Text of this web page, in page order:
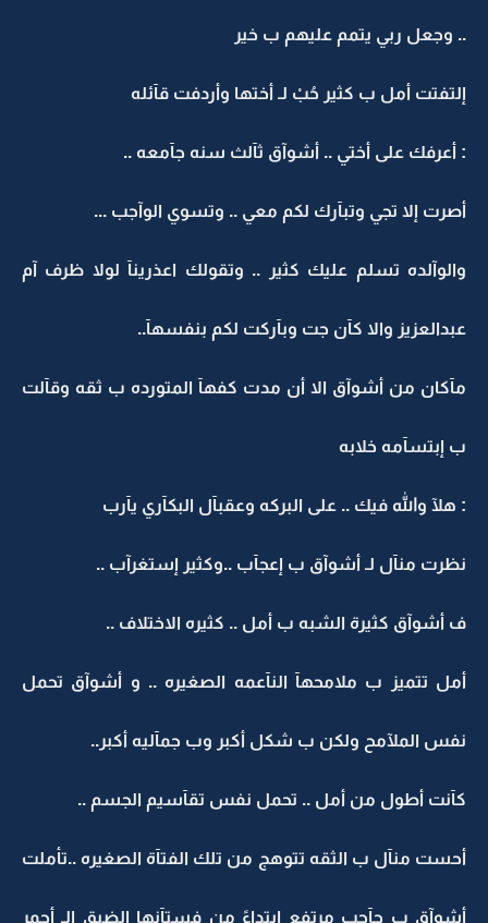
.. وجعل ربي يتمم عليهم ب خير
إلتفتت أمل ب كثير حُبْ لـ أختها وأردفت قآئله
: أعرفك على أختي .. أشوآق ثآلث سنه جآمعه ..
أصرت إلا تجي وتبآرك لكم معي .. وتسوي الوآجب ...
والوآلده تسلم عليك كثير .. وتقولك اعذرينآ لولا ظرف آم
عبدالعزيز والا كآن جت وبآركت لكم بنفسهآ..
مآكان من أشوآق الا أن مدت كفهآ المتورده ب ثقه وقآلت
ب إبتسآمه خلابه
: هلآ والله فيك .. على البركه وعقبآل البكآري يآرب
نظرت منآل لـ أشوآق ب إعجآب ..وكثير إستغرآب ..
ف أشوآق كثيرة الشبه ب أمل .. كثيره الاختلاف ..
أمل تتميز ب ملامحهآ النآعمه الصغيره .. و أشوآق تحمل
نفس الملآمح ولكن ب شكل أكبر وب جمآليه أكبر..
كآنت أطول من أمل .. تحمل نفس تقآسيم الجسم ..
أحست منآل ب الثقه تتوهج من تلك الفتآة الصغيره ..تأملت
أشوآق ب حآجب مرتفع إبتداءً من فستآنها الضيق الـ أحمر